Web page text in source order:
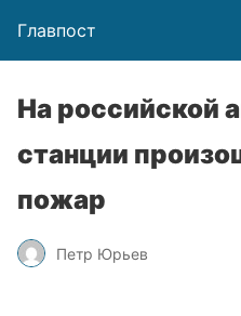
Главпост
На российской
станции
пожар
Петр Юрьев